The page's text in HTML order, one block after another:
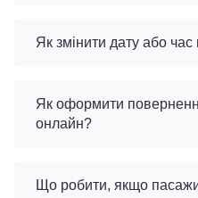
Як змінити дату або час
Як оформити
онлайн?
Що робити, якщо